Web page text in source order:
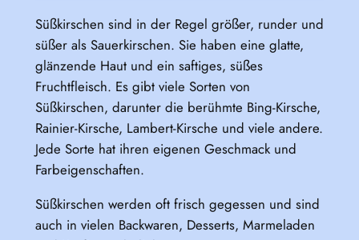
Süßkirschen sind in der Regel größer, runder und
süßer als Sauerkirschen. Sie haben eine glatte,
glänzende Haut und ein saftiges, süßes
Fruchtfleisch. Es gibt viele Sorten von
Süßkirschen, darunter die berühmte Bing-Kirsche,
Rainier-Kirsche, Lambert-Kirsche und viele andere.
Jede Sorte hat ihren eigenen Geschmack und
Farbeigenschaften.
Süßkirschen werden oft frisch gegessen und sind
auch in vielen Backwaren, Desserts, Marmeladen